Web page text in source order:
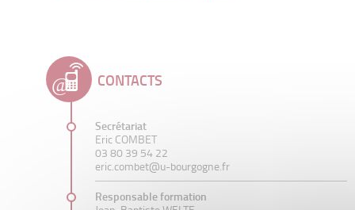
CONTACTS
Secrétariat
Eric COMBET
03 80 39 54 22
eric.combet@u-bourgogne.fr
Responsable formation